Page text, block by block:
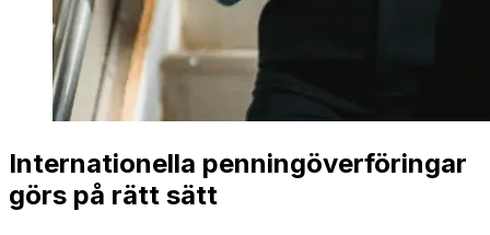
Internationella penningöverföringar
görs på rätt sätt